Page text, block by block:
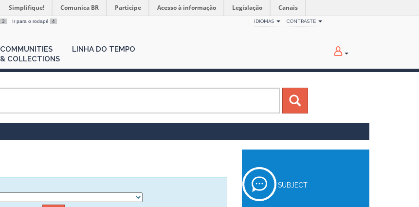
Simplifique! Comunica BR Participe Acesso à informação Legislação Canais
3 Ir para o rodapé 4 IDIOMAS CONTRASTE
COMMUNITIES
& COLLECTIONS
LINHA DO TEMPO
SUBJECT